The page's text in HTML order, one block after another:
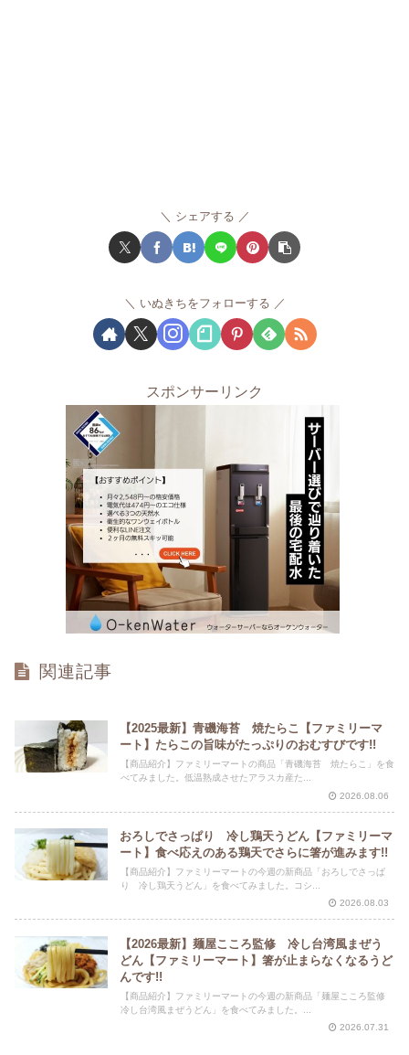
シェアする
いぬきちをフォローする
スポンサーリンク
関連記事
【2025最新】青磯海苔 焼たらこ【ファミリーマ
ート】たらこの旨味がたっぷりのおむすびです!!
【商品紹介】ファミリーマートの商品「青磯海苔 焼たらこ」を食
べてみました。低温熟成させたアラスカ産た...
2026.08.06
おろしでさっぱり 冷し鶏天うどん【ファミリーマ
ート】食べ応えのある鶏天でさらに箸が進みます!!
【商品紹介】ファミリーマートの今週の新商品「おろしでさっぱ
り 冷し鶏天うどん」を食べてみました。コシ...
2026.08.03
【2026最新】麺屋こころ監修 冷し台湾風まぜう
どん【ファミリーマート】箸が止まらなくなるうど
んです!!
【商品紹介】ファミリーマートの今週の新商品「麺屋こころ監修
冷し台湾風まぜうどん」を食べてみました。...
2026.07.31